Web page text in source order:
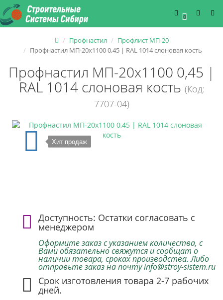
0
Профнастил
Профлист МП-20
Профнастил МП-20х1100 0,45 | RAL 1014 слоновая кость
Профнастил МП-20х1100 0,45 |
RAL 1014 слоновая кость (Код:
7707-04)
Хит продаж
Доступность: Остатки согласовать с
менеджером
Оформите заказ с указанием количества, с
Вами обязательно свяжутся и сообщат о
наличии товара, сроках производства. Либо
отправьте заказ на почту info@stroy-sistem.ru
Срок изготовления товара 2-7 рабочих
дней.